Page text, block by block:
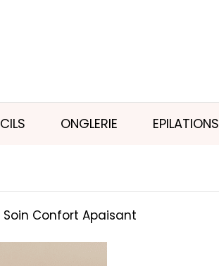
CILS ONGLERIE EPILATIONS
Soin Confort Apaisant